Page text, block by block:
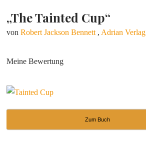
„The Tainted Cup“
vonRobert Jackson Bennett , Adrian Verlag
Meine Bewertung
Zum Buch